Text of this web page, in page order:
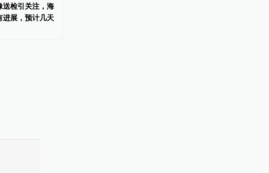
送检引关注，海
进展，预计几天